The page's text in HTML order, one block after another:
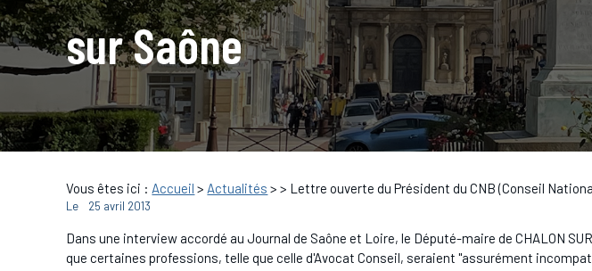
sur Saône
Vous êtes ici : Accueil > Actualités >> Lettre ouverte du Président du CNB (Conseil
Le 25 avril 2013
Dans une interview accordé au Journal de Saône et Loire, le Député-maire de CHALON
que certaines professions, telle que celle d'Avocat Conseil, seraient "assurément